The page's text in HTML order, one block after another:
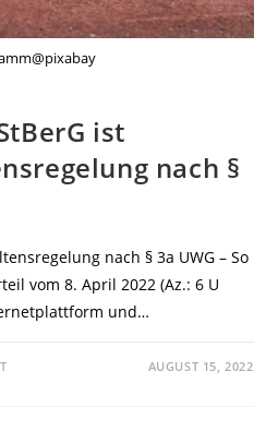
ist
nach §
nach § 3a UWG – So
vom 8. April 2022 (Az.: 6 U
und…
FÜR AUGUST 15, 2022